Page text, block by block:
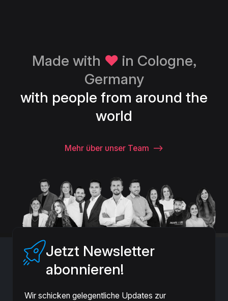
Made with ♥ in Cologne,
Germany
with people from around the
world
Mehr über unser Team ⟶
Jetzt Newsletter
abonnieren!
Wir schicken gelegentliche Updates zur